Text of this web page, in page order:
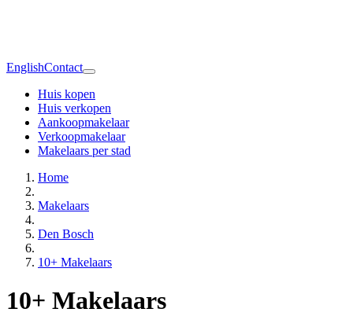
EnglishContact
Huis kopen
Huis verkopen
Aankoopmakelaar
Verkoopmakelaar
Makelaars per stad
Home
Makelaars
Den Bosch
10+ Makelaars
10+ Makelaars